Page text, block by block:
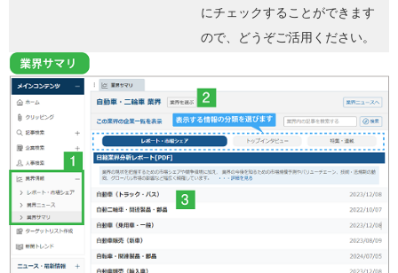
にチェックすることができます
ので、どうぞご活用ください。